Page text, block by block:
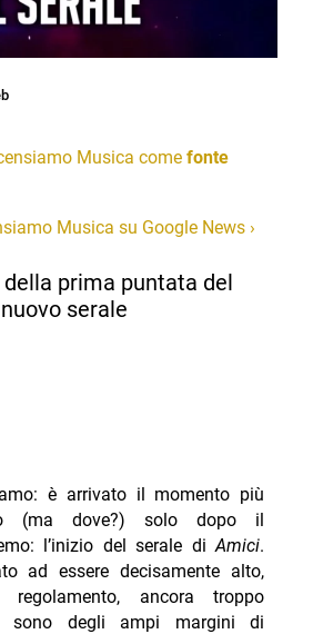
Musica come fonte
Musica su Google News ›
prima puntata del
nuovo serale
è arrivato il momento più
(ma dove?) solo dopo il
l’inizio del serale diAmici.
ad essere decisamente alto,
ancora troppo
sono degli ampi margini di